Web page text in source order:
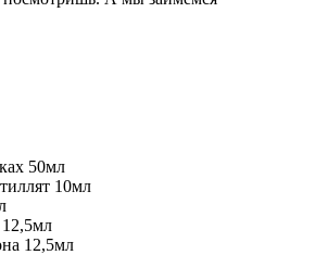
50мл
10мл
12,5мл
12,5мл